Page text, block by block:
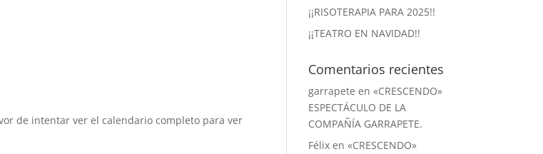
de intentar ver el calendario completo para ver
¡¡RISOTERAPIA PARA 2025!!
¡¡TEATRO EN NAVIDAD!!
Comentarios recientes
garrapete en«CRESCENDO»
ESPECTÁCULO DE LA
COMPAÑÍA GARRAPETE.
Félix en«CRESCENDO»